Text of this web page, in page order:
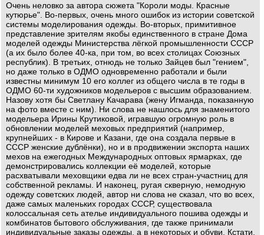
Очень неловко за автора сюжета "Короли моды. Красные
кутюрье". Во-первых, очень много ошибок из истории советской
системы моделирования одежды. Во-вторых, примитивное
представление зрителям якобы единственного в стране Дома
моделей одежды Министерства лёгкой промышленности СССР
(а их было более 40-ка, при том, во всех столицах Союзных
республик). В третьих, отнюдь не только Зайцев был "гением",
но даже только в ОДМО одновременно работали и были
известны минимум 10 его коллег из общего числа в те годы в
ОДМО 60-ти художников модельеров с высшим образованием.
Назову хотя бы Светлану Качарава (жену Игманда, показанную
на фото вместе с ним). Ни слова не нашлось для знаменитого
модельера Ирины Крутиковой, игравшую огромную роль в
обновлении моделей меховых предприятий (например,
крупнейших - в Кирове и Казани, где она создала первые в
СССР женские дублёнки), но и в продвижении экспорта наших
мехов на ежегодных Международных оптовых ярмарках, где
демонстрировались коллекции её моделей, которые
расхватывали меховщики едва ли не всех стран-участниц для
собственной рекламы. И наконец, ругая скверную, немодную
одежду советских людей, автор ни слова не сказал, что во всех,
даже самых маленьких городах СССР, существовала
колоссальная сеть ателье индивидуального пошива одежды и
комбинатов бытового обслуживания, где также принимали
индивидуальные заказы одежды, а в некоторых и обуви. Кстати,